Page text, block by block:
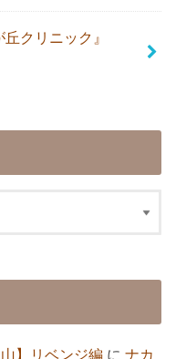
クリニック』
】リベンジ編 にナカ